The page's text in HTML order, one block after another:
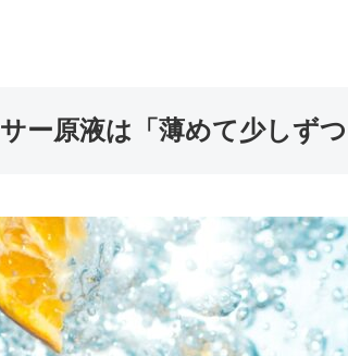
ー原液は「薄めて少しず